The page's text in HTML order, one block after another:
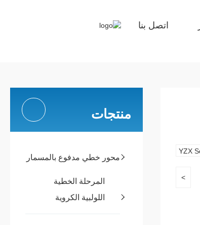
اتصل بنا
منتجات
محور خطي مدفوع بالمسمار
المرحلة الخطية
اللولبية الكروية
>